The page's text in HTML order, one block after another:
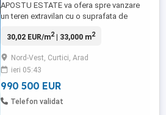
APOSTU ESTATE va ofera spre vanzare
un teren extravilan cu o suprafata de
langa Zona Libera. Terenul are o suprafata
stradal de 100 ml. Terenul este amplasat
la sosea in imediata apropiere a Zonei
Libere, din Curtici. Utilitatile: ...
30,02 EUR/m2| 33,000 m2
Nord-Vest, Curtici, Arad
ieri 05:43
990 500 EUR
Telefon validat